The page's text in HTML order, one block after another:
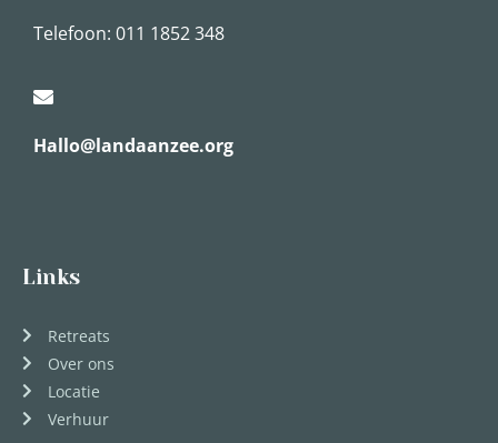
Telefoon: 011 1852 348
Hallo@landaanzee.org
Links
Retreats
Over ons
Locatie
Verhuur